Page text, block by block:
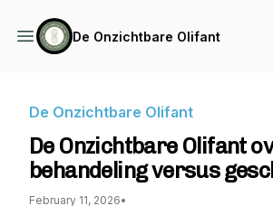
De Onzichtbare Olifant
De Onzichtbare Olifant
De Onzichtbare Olifant
behandeling versus
February 11, 2026•